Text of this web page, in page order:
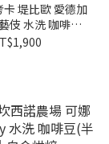
卡 堤比歐 愛德加
伎 水洗 咖啡豆
｜黃金烘焙